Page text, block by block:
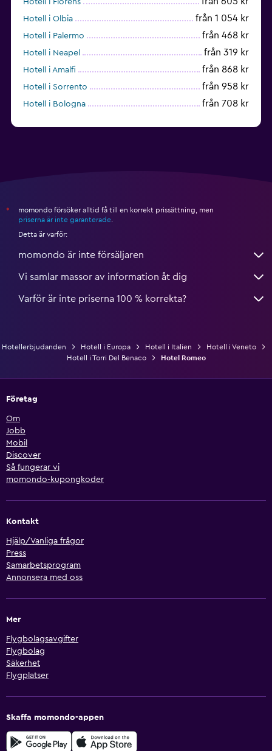
Hotell i Florens
Hotell i Olbia från 1 054 kr
Hotell i Palermo från 468 kr
Hotell i Neapel från 319 kr
Hotell i Amalfi från 868 kr
Hotell i Sorrento från 958 kr
Hotell i Bologna från 708 kr
*
momondo försöker alltid få till en korrekt prissättning, men
priserna är inte garanterade
Detta är varför:
momondo är inte försäljaren
Vi samlar massor av information åt dig
Varför är inte priserna 100 % korrekta?
Hotellerbjudanden Hotell i Europa Hotell i Italien
Hotell i Veneto
Hotell i Torri Del Benaco
Hotel Romeo
Företag
Om
Jobb
Mobil
Discover
Så fungerar vi
momondo-kupongkoder
Kontakt
Hjälp/Vanliga frågor
Press
Samarbetsprogram
Annonsera med oss
Mer
Flygbolagsavgifter
Flygbolag
Säkerhet
Flygplatser
Skaffa momondo-appen